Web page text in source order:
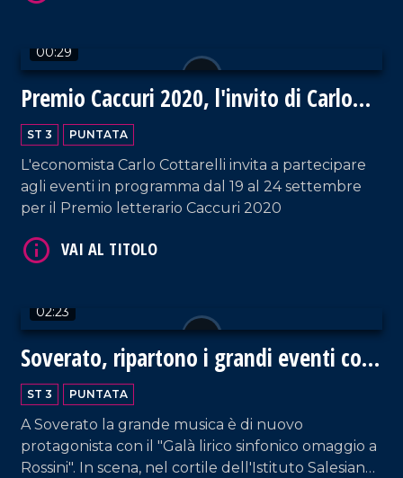
00:29
Premio Caccuri 2020, l'invito di Carlo
Cottarelli
ST 3 PUNTATA
L'economista Carlo Cottarelli invita a partecipare
agli eventi in programma dal 19 al 24 settembre
per il Premio letterario Caccuri 2020
02:23
Soverato, ripartono i grandi eventi con
l'omaggio a Rossini
ST 3 PUNTATA
A Soverato la grande musica è di nuovo
protagonista con il "Galà lirico sinfonico omaggio a
Rossini". In scena, nel cortile dell'Istituto Salesiano,
VAI AL TITOLO